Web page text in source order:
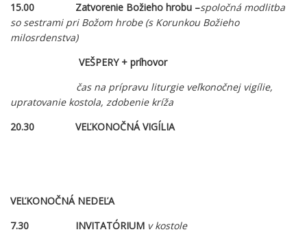
15.00 Zatvorenie Božieho hrobu –spoločná modlitba
so sestrami pri Božom hrobe (s Korunkou Božieho
milosrdenstva)
VEŠPERY + príhovor
čas na prípravu liturgie veľkonočnej vigílie,
upratovanie kostola, zdobenie kríža
20.30 VEĽKONOČNÁ VIGÍLIA
VEĽKONOČNÁ NEDEĽA
7.30 INVITATÓRIUM v kostole